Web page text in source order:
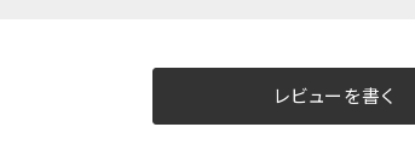
サイズ
40cm
レビューを書く